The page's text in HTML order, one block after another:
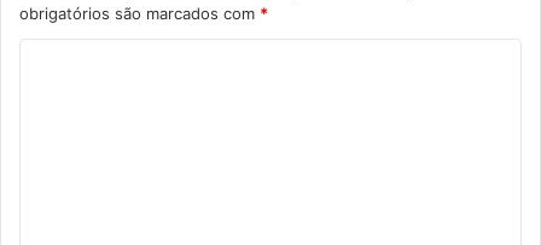
obrigatórios são marcados com *